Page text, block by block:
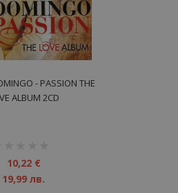
- PASSION THE
ALBUM 2CD
10,22 €
19,99 лв.